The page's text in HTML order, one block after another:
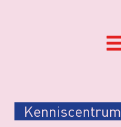
Kenniscentrum